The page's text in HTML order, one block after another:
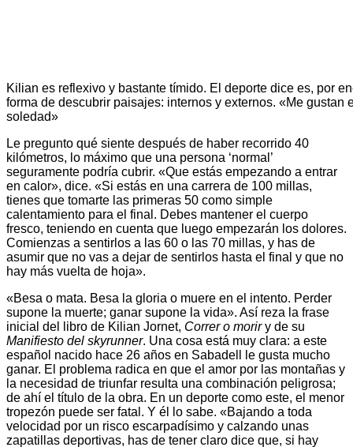
Kilian es reflexivo y bastante tímido. El deporte dice es, por
forma de descubrir paisajes: internos y externos. «Me gustan
soledad»
Le pregunto qué siente después de haber recorrido 40
kilómetros, lo máximo que una persona ‘normal’
seguramente podría cubrir. «Que estás empezando a entrar
en calor», dice. «Si estás en una carrera de 100 millas,
tienes que tomarte las primeras 50 como simple
calentamiento para el final. Debes mantener el cuerpo
fresco, teniendo en cuenta que luego empezarán los dolores.
Comienzas a sentirlos a las 60 o las 70 millas, y has de
asumir que no vas a dejar de sentirlos hasta el final y que no
hay más vuelta de hoja».
«Besa o mata. Besa la gloria o muere en el intento. Perder
supone la muerte; ganar supone la vida». Así reza la frase
inicial del libro de Kilian Jornet, Correr o moriry de su
Manifiesto del skyrunner. Una cosa está muy clara: a este
español nacido hace 26 años en Sabadell le gusta mucho
ganar. El problema radica en que el amor por las montañas y
la necesidad de triunfar resulta una combinación peligrosa;
de ahí el título de la obra. En un deporte como este, el menor
tropezón puede ser fatal. Y él lo sabe. «Bajando a toda
velocidad por un risco escarpadísimo y calzando unas
zapatillas deportivas, has de tener claro dice que, si hay